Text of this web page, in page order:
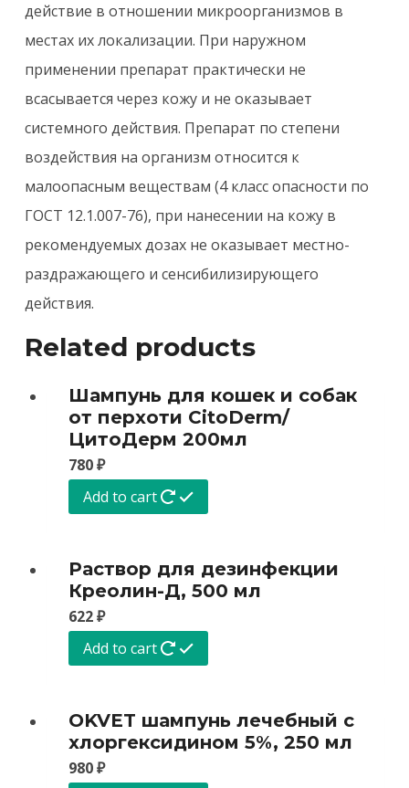
действие в отношении микроорганизмов в
местах их локализации. При наружном
применении препарат практически не
всасывается через кожу и не оказывает
системного действия. Препарат по степени
воздействия на организм относится к
малоопасным веществам (4 класс опасности по
ГОСТ 12.1.007-76), при нанесении на кожу в
рекомендуемых дозах не оказывает местно-
раздражающего и сенсибилизирующего
действия.
Related products
Шампунь для кошек и собак
от перхоти CitoDerm/
ЦитоДерм 200мл
780₽
Add to cart
Раствор для дезинфекции
Креолин-Д, 500 мл
622₽
Add to cart
OKVET шампунь лечебный с
хлоргексидином 5%, 250 мл
980₽